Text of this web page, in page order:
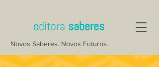
editora saberes
Novos Saberes. Novos Futuros.